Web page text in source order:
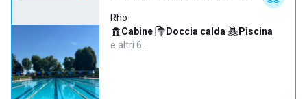
Rho
Cabine· Doccia calda· Piscina·
e altri 6…